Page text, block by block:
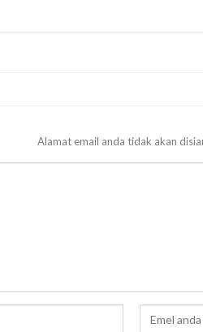
Alamat email anda tidak akan